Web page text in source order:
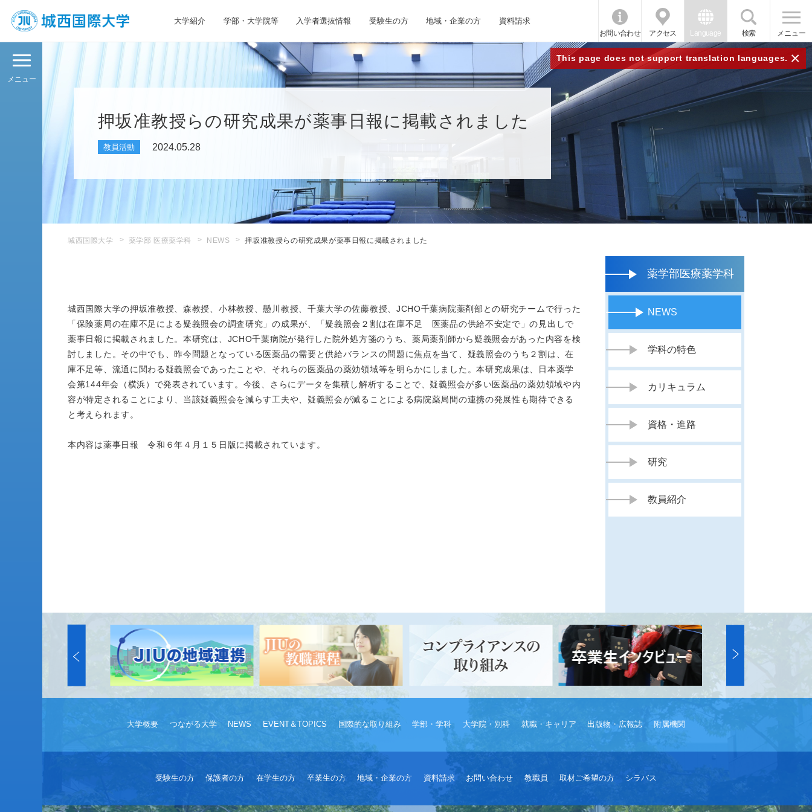
大学紹介 学部・大学院等 入学者選抜情報 受験生の方 地域・企業の方 資料請求
お問い合わせ アクセス Language 検索 メニュー
This page does not support translation languages. ×
メニュー
押坂准教授らの研究成果が薬事日報に掲載されました
教員活動 2024.05.28
城西国際大学 薬学部 医療薬学科 NEWS 押坂准教授らの研究成果が薬事日報に掲載されました
城西国際大学の押坂准教授、森教授、小林教授、懸川教授、千葉大学の佐藤教授、JCHO千葉病院薬剤部との研究チームで行った
「保険薬局の在庫不足による疑義照会の調査研究」の成果が、「疑義照会２割は在庫不足 医薬品の供給不安定で」の見出しで
薬事日報に掲載されました。本研究は、JCHO千葉病院が発行した院外処方箋のうち、薬局薬剤師から疑義照会があった内容を検
討しました。その中でも、昨今問題となっている医薬品の需要と供給バランスの問題に焦点を当て、疑義照会のうち２割は、在
庫不足等、流通に関わる疑義照会であったことや、それらの医薬品の薬効領域等を明らかにしました。本研究成果は、日本薬学
会第144年会（横浜）で発表されています。今後、さらにデータを集積し解析することで、疑義照会が多い医薬品の薬効領域や内
容が特定されることにより、当該疑義照会を減らす工夫や、疑義照会が減ることによる病院薬局間の連携の発展性も期待できる
と考えられます。
本内容は薬事日報 令和６年４月１５日版に掲載されています。
薬学部医療薬学科
NEWS
学科の特色
カリキュラム
資格・進路
研究
教員紹介
大学概要 つながる大学 NEWS EVENT＆TOPICS 国際的な取り組み 学部・学科 大学院・別科 就職・キャリア 出版物・広報誌 附属機関
受験生の方 保護者の方 在学生の方 卒業生の方 地域・企業の方 資料請求 お問い合わせ 教職員 取材ご希望の方 シラバス